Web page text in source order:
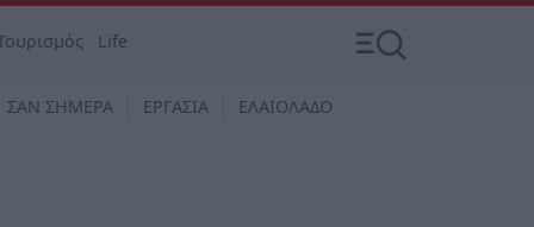
Life
ΣΑΝ ΣΗΜΕΡΑ ΕΡΓΑΣΙΑ ΕΛΑΙΟΛΑΔΟ